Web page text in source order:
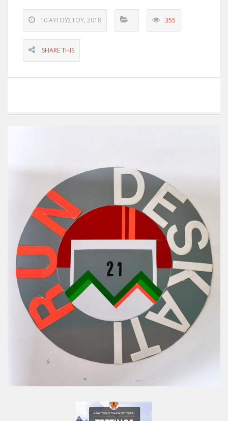
10 ΑΥΓΟΎΣΤΟΥ, 2018 355
SHARE THIS